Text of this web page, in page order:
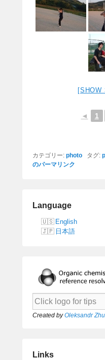
[SHOW
◄ 1
カテゴリー: photo タグ:
のパーマリンク
Language
English
日本語
Created byOleksandr
Links